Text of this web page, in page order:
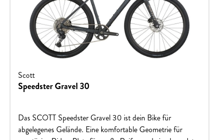
Scott
Speedster Gravel 30
Das SCOTT Speedster Gravel 30 ist dein Bike für
abgelegenes Gelände. Eine komfortable Geometrie für